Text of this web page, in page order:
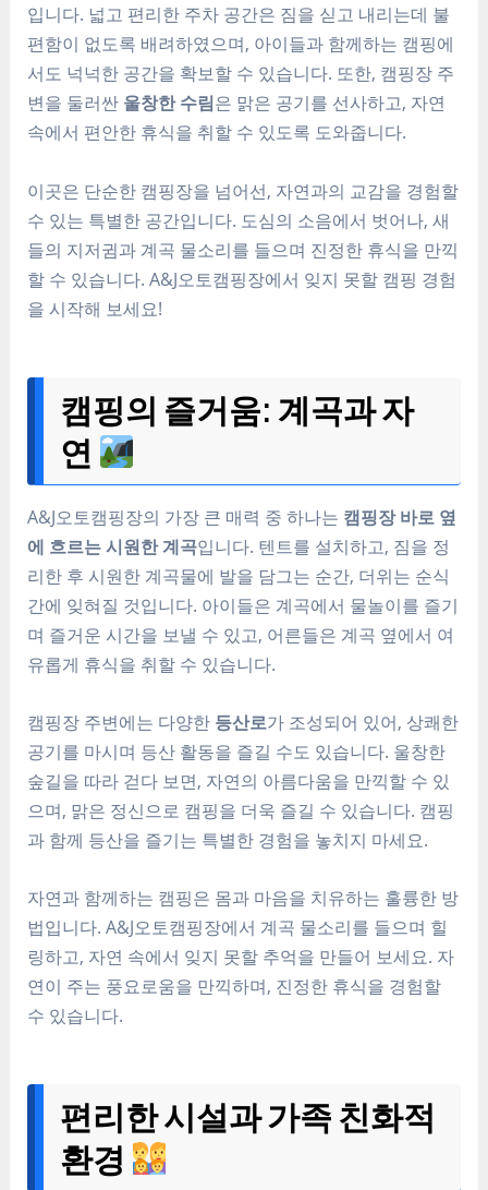
입니다. 넓고 편리한 주차 공간은 짐을 싣고 내리는데 불
편함이 없도록 배려하였으며, 아이들과 함께하는 캠핑에
서도 넉넉한 공간을 확보할 수 있습니다. 또한, 캠핑장 주
변을 둘러싼 울창한 수림은 맑은 공기를 선사하고, 자연
속에서 편안한 휴식을 취할 수 있도록 도와줍니다.
이곳은 단순한 캠핑장을 넘어선, 자연과의 교감을 경험할
수 있는 특별한 공간입니다. 도심의 소음에서 벗어나, 새
들의 지저귐과 계곡 물소리를 들으며 진정한 휴식을 만끽
할 수 있습니다. A&J오토캠핑장에서 잊지 못할 캠핑 경험
을 시작해 보세요!
캠핑의 즐거움: 계곡과 자
연
A&J오토캠핑장의 가장 큰 매력 중 하나는 캠핑장 바로 옆
에 흐르는 시원한 계곡입니다. 텐트를 설치하고, 짐을 정
리한 후 시원한 계곡물에 발을 담그는 순간, 더위는 순식
간에 잊혀질 것입니다. 아이들은 계곡에서 물놀이를 즐기
며 즐거운 시간을 보낼 수 있고, 어른들은 계곡 옆에서 여
유롭게 휴식을 취할 수 있습니다.
캠핑장 주변에는 다양한 등산로가 조성되어 있어, 상쾌한
공기를 마시며 등산 활동을 즐길 수도 있습니다. 울창한
숲길을 따라 걷다 보면, 자연의 아름다움을 만끽할 수 있
으며, 맑은 정신으로 캠핑을 더욱 즐길 수 있습니다. 캠핑
과 함께 등산을 즐기는 특별한 경험을 놓치지 마세요.
자연과 함께하는 캠핑은 몸과 마음을 치유하는 훌륭한 방
법입니다. A&J오토캠핑장에서 계곡 물소리를 들으며 힐
링하고, 자연 속에서 잊지 못할 추억을 만들어 보세요. 자
연이 주는 풍요로움을 만끽하며, 진정한 휴식을 경험할
수 있습니다.
편리한 시설과 가족 친화적
환경